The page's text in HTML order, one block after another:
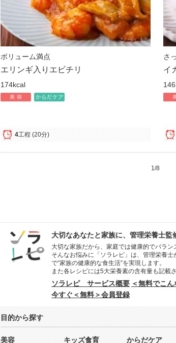
ボリューム満点
エリンギ入りエビチリ
174kcal
4工程 (20分)
さ
イ
1/8
大切なあなたと家族に、管理栄養士監
大切な家族だから、家庭では健康的でバラ
そんなお悩みに「ソラレピ」は、管理栄養
で“家族の健康的な食生活”を実現します。
また各レシピには5大栄養素の含有量も記載
ソラレピ サービス概要 ＜無料でこ
今すぐ＜無料＞会員登録
目的から探す
美容 キッズ食育 からだケア